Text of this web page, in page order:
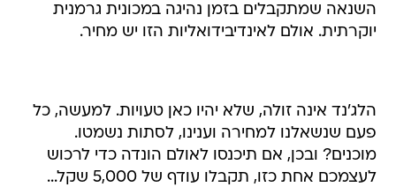
השנאה שמתקבלים בזמן נהיגה במכונית גרמנית
יוקרתית. אולם לאינדיבידואליות הזו יש מחיר.
הלג'נד אינה זולה, שלא יהיו כאן טעויות. למעשה, כל
פעם שנשאלנו למחירה וענינו, לסתות נשמטו.
מוכנים? ובכן, אם תיכנסו לאולם הונדה כדי לרכוש
לעצמכם אחת כזו, תקבלו עודף של 5,000 שקל...